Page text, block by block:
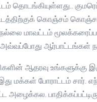
தொடங்கியுள்ளது..
கொஞ்சம்
மாவட்டம்
அவ்வப்போது ஆர்பாட்டங்கள்
ஆதரவு உங்களுக்கு
மக்கள் போராட்டம் சார்.
அழைக்கல.